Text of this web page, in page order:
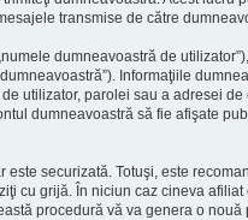
transmise de către
dumneavoastră de
Informaţiile
utilizator, parolei sau a adresei
dumneavoastră să fie afişate
securizată. Totuşi, este
cu grijă. În niciun caz cineva
procedură vă va genera o